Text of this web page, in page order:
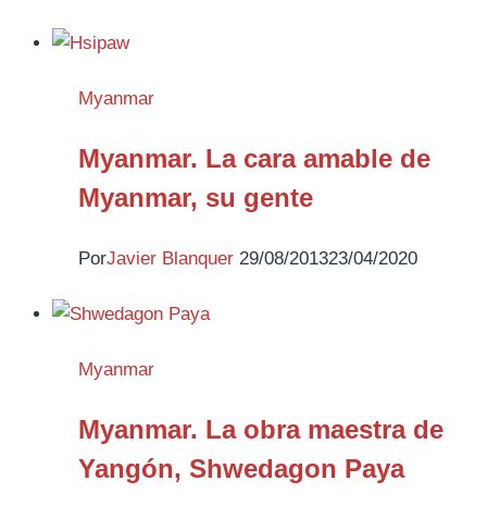
Myanmar
Myanmar. La cara amable de
Myanmar, su gente
PorJavier Blanquer 29/08/201323/04/2020
Myanmar
Myanmar. La obra maestra de
Yangón, Shwedagon Paya